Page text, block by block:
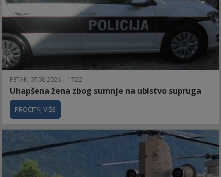
PETAK, 07.08.2026 | 17:22
Uhapšena žena zbog sumnje na ubistvo supruga
PROČITAJ VIŠE